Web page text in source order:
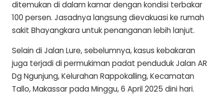
ditemukan di dalam kamar dengan kondisi terbakar
100 persen. Jasadnya langsung dievakuasi ke rumah
sakit Bhayangkara untuk penanganan lebih lanjut.
Selain di Jalan Lure, sebelumnya, kasus kebakaran
juga terjadi di permukiman padat penduduk Jalan AR
Dg Ngunjung, Kelurahan Rappokalling, Kecamatan
Tallo, Makassar pada Minggu, 6 April 2025 dini hari.